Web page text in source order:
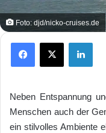
Foto: djd/nicko-cruises.de
X
Neben Entspannung
Menschen auch der
ein stilvolles Ambiente